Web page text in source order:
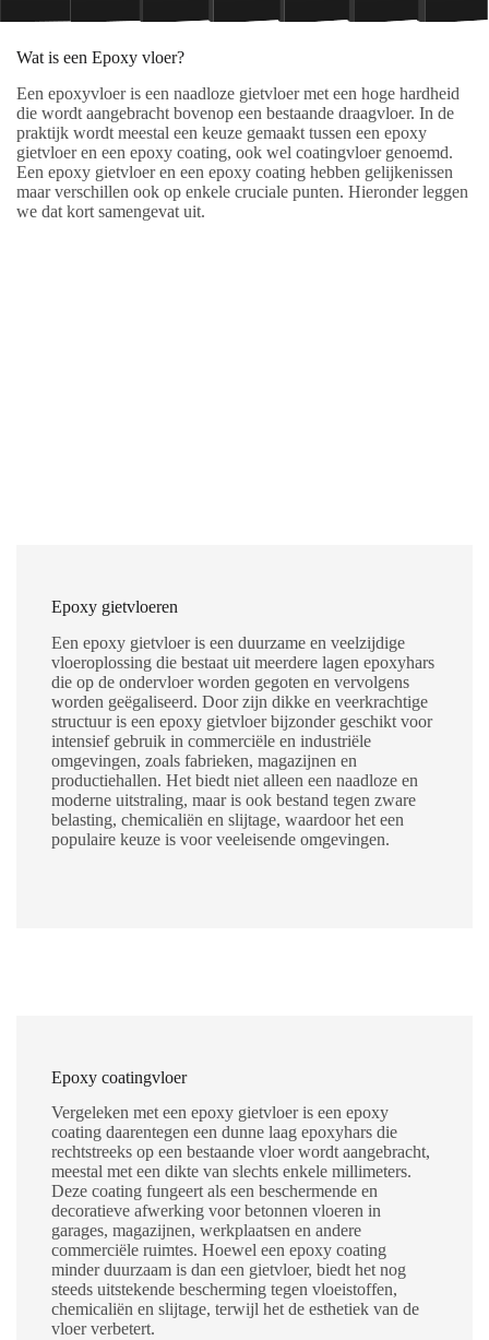
Wat is een Epoxy vloer?
Een epoxyvloer is een naadloze gietvloer met een hoge hardheid
die wordt aangebracht bovenop een bestaande draagvloer. In de
praktijk wordt meestal een keuze gemaakt tussen een epoxy
gietvloer en een epoxy coating, ook wel coatingvloer genoemd.
Een epoxy gietvloer en een epoxy coating hebben gelijkenissen
maar verschillen ook op enkele cruciale punten. Hieronder leggen
we dat kort samengevat uit.
Epoxy gietvloeren
Een epoxy gietvloer is een duurzame en veelzijdige
vloeroplossing die bestaat uit meerdere lagen epoxyhars
die op de ondervloer worden gegoten en vervolgens
worden geëgaliseerd. Door zijn dikke en veerkrachtige
structuur is een epoxy gietvloer bijzonder geschikt voor
intensief gebruik in commerciële en industriële
omgevingen, zoals fabrieken, magazijnen en
productiehallen. Het biedt niet alleen een naadloze en
moderne uitstraling, maar is ook bestand tegen zware
belasting, chemicaliën en slijtage, waardoor het een
populaire keuze is voor veeleisende omgevingen.
Epoxy coatingvloer
Vergeleken met een epoxy gietvloer is een epoxy
coating daarentegen een dunne laag epoxyhars die
rechtstreeks op een bestaande vloer wordt aangebracht,
meestal met een dikte van slechts enkele millimeters.
Deze coating fungeert als een beschermende en
decoratieve afwerking voor betonnen vloeren in
garages, magazijnen, werkplaatsen en andere
commerciële ruimtes. Hoewel een epoxy coating
minder duurzaam is dan een gietvloer, biedt het nog
steeds uitstekende bescherming tegen vloeistoffen,
chemicaliën en slijtage, terwijl het de esthetiek van de
vloer verbetert.